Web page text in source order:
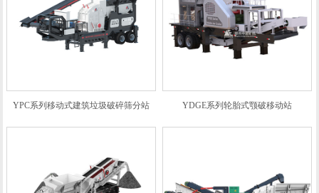
YPC系列移动式建筑垃圾破碎筛分站 YDGE系列轮胎式颚破移动站